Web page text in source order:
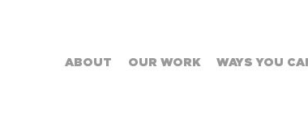
ABOUT OUR WORK WAYS YOU